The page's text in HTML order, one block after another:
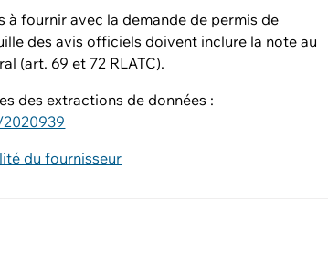
à fournir avec la demande de permis de
des avis officiels doivent inclure la note au
(art. 69 et 72 RLATC).
des extractions de données :
du fournisseur